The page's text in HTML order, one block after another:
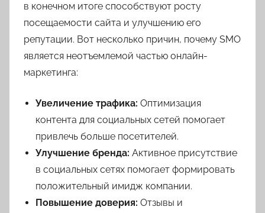
в конечном итоге способствуют росту
посещаемости сайта и улучшению его
репутации. Вот несколько причин, почему SMO
является неотъемлемой частью онлайн-
маркетинга:
Увеличение трафика: Оптимизация
контента для социальных сетей помогает
привлечь больше посетителей.
Улучшение бренда: Активное присутствие
в социальных сетях помогает формировать
положительный имидж компании.
Повышение доверия: Отзывы и